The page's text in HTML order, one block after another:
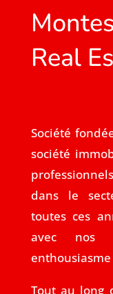
Real
Société
société
dans le
toutes ces
avec nos
Tout au long